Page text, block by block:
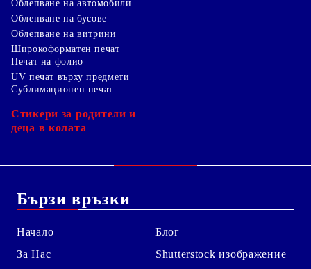
Облепване на автомобили
Облепване на бусове
Облепване на витрини
Широкоформатен печат
Печат на фолио
UV печат върху предмети
Сублимационен печат
Стикери за родители и
деца в колата
Бързи връзки
Начало
За Нас
Блог
Shutterstock изображение